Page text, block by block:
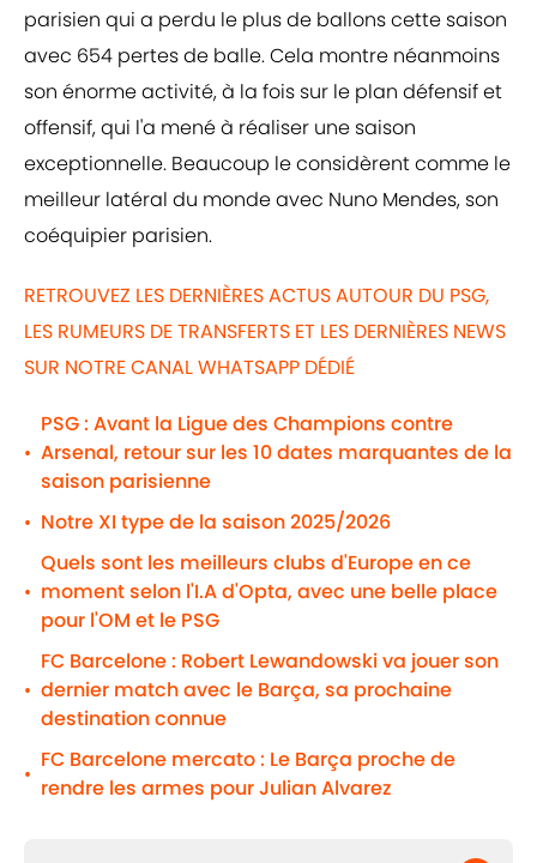
parisien qui a perdu le plus de ballons cette saison
avec 654 pertes de balle. Cela montre néanmoins
son énorme activité, à la fois sur le plan défensif et
offensif, qui l'a mené à réaliser une saison
exceptionnelle. Beaucoup le considèrent comme le
meilleur latéral du monde avec Nuno Mendes, son
coéquipier parisien.
RETROUVEZ LES DERNIÈRES ACTUS AUTOUR DU PSG,
LES RUMEURS DE TRANSFERTS ET LES DERNIÈRES NEWS
SUR NOTRE CANAL WHATSAPP DÉDIÉ
•
PSG : Avant la Ligue des Champions contre
Arsenal, retour sur les 10 dates marquantes de la
saison parisienne
• Notre XI type de la saison 2025/2026
•
Quels sont les meilleurs clubs d'Europe en ce
moment selon l'I.A d'Opta, avec une belle place
pour l'OM et le PSG
•
FC Barcelone : Robert Lewandowski va jouer son
dernier match avec le Barça, sa prochaine
destination connue
•
FC Barcelone mercato : Le Barça proche de
rendre les armes pour Julian Alvarez